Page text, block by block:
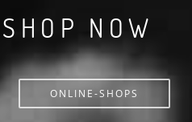
SHOP NOW
ONLINE-SHOPS